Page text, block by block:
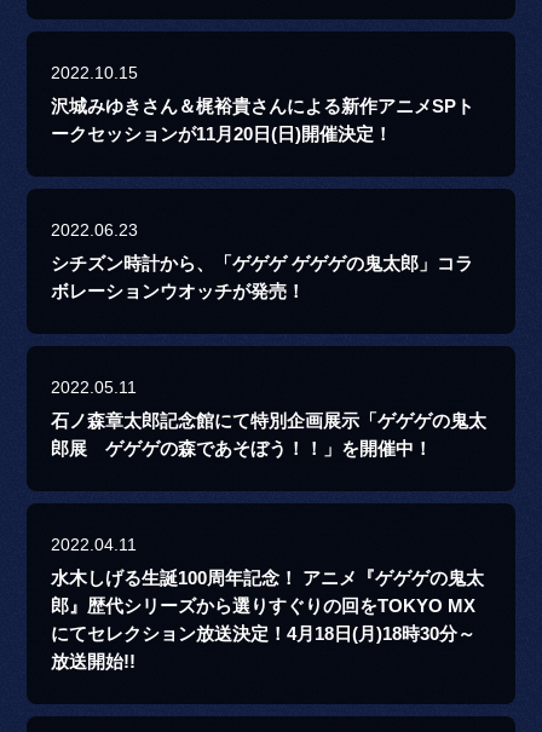
2022.10.15
沢城みゆきさん＆梶裕貴さんによる新作アニメSPト
ークセッションが11月20日(日)開催決定！
2022.06.23
シチズン時計から、「ゲゲゲ ゲゲゲの鬼太郎」コラ
ボレーションウオッチが発売！
2022.05.11
石ノ森章太郎記念館にて特別企画展示「ゲゲゲの鬼太
郎展 ゲゲゲの森であそぼう！！」を開催中！
2022.04.11
水木しげる生誕100周年記念！ アニメ『ゲゲゲの鬼太
郎』歴代シリーズから選りすぐりの回をTOKYO MX
にてセレクション放送決定！4月18日(月)18時30分～
放送開始!!